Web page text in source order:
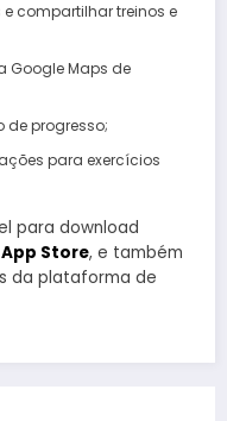
compartilhar treinos e
Google Maps de
de progresso;
para exercícios
para download
App Store, e também
da plataforma de